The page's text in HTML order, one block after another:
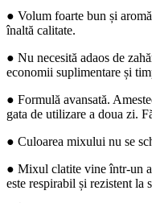
● Volum foarte bun și
înaltă calitate.
● Nu necesită adaos de
economii suplimentare și
● Formulă avansată.
gata de utilizare a doua zi.
● Culoarea mixului nu se
● Mixul clatite vine într-un
este respirabil și rezistent la